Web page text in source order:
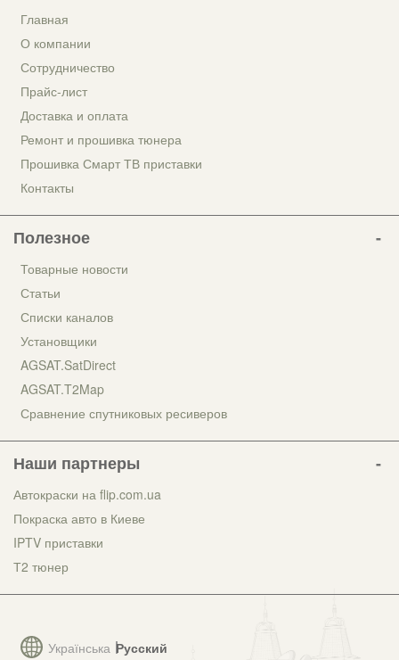
Українська Русский
Главная
О компании
Сотрудничество
Прайс-лист
Доставка и оплата
Ремонт и прошивка тюнера
Прошивка Смарт ТВ приставки
Контакты
Полезное
Товарные новости
Статьи
Списки каналов
Установщики
AGSAT.SatDirect
AGSAT.T2Map
Сравнение спутниковых ресиверов
Наши партнеры
Автокраски на flip.com.ua
Покраска авто в Киеве
IPTV приставки
Т2 тюнер